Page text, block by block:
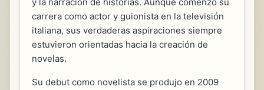
y la narración de historias. Aunque comenzó su
carrera como actor y guionista en la televisión
italiana, sus verdaderas aspiraciones siempre
estuvieron orientadas hacia la creación de
novelas.
Su debut como novelista se produjo en 2009